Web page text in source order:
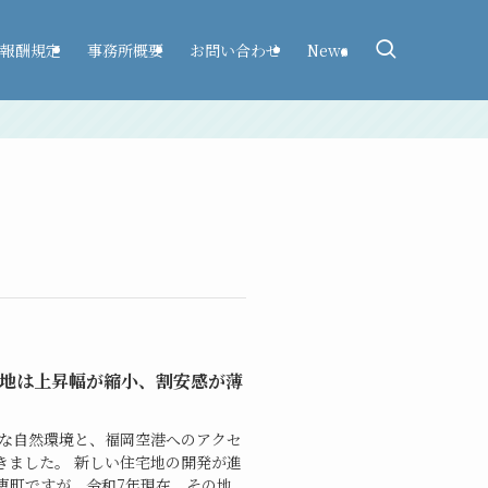
報酬規定 事務所概要 お問い合わせ News
は上昇幅が縮小、割安感が薄
自然環境と、福岡空港へのアクセ
した。 新しい住宅地の開発が進